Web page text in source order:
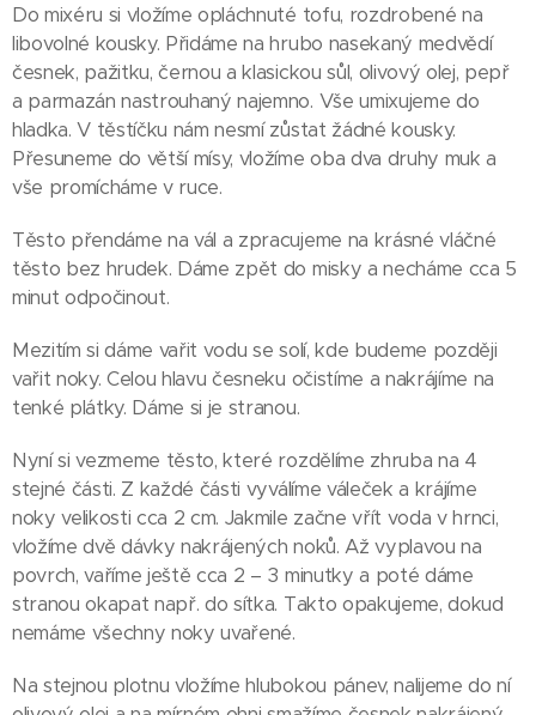
Do mixéru si vložíme opláchnuté tofu, rozdrobené na
libovolné kousky. Přidáme na hrubo nasekaný medvědí
česnek, pažitku, černou a klasickou sůl, olivový olej, pepř
a parmazán nastrouhaný najemno. Vše umixujeme do
hladka. V těstíčku nám nesmí zůstat žádné kousky.
Přesuneme do větší mísy, vložíme oba dva druhy muk a
vše promícháme v ruce.
Těsto přendáme na vál a zpracujeme na krásné vláčné
těsto bez hrudek. Dáme zpět do misky a necháme cca 5
minut odpočinout.
Mezitím si dáme vařit vodu se solí, kde budeme později
vařit noky. Celou hlavu česneku očistíme a nakrájíme na
tenké plátky. Dáme si je stranou.
Nyní si vezmeme těsto, které rozdělíme zhruba na 4
stejné části. Z každé části vyválíme váleček a krájíme
noky velikosti cca 2 cm. Jakmile začne vřít voda v hrnci,
vložíme dvě dávky nakrájených noků. Až vyplavou na
povrch, vaříme ještě cca 2 – 3 minutky a poté dáme
stranou okapat např. do sítka. Takto opakujeme, dokud
nemáme všechny noky uvařené.
Na stejnou plotnu vložíme hlubokou pánev, nalijeme do ní